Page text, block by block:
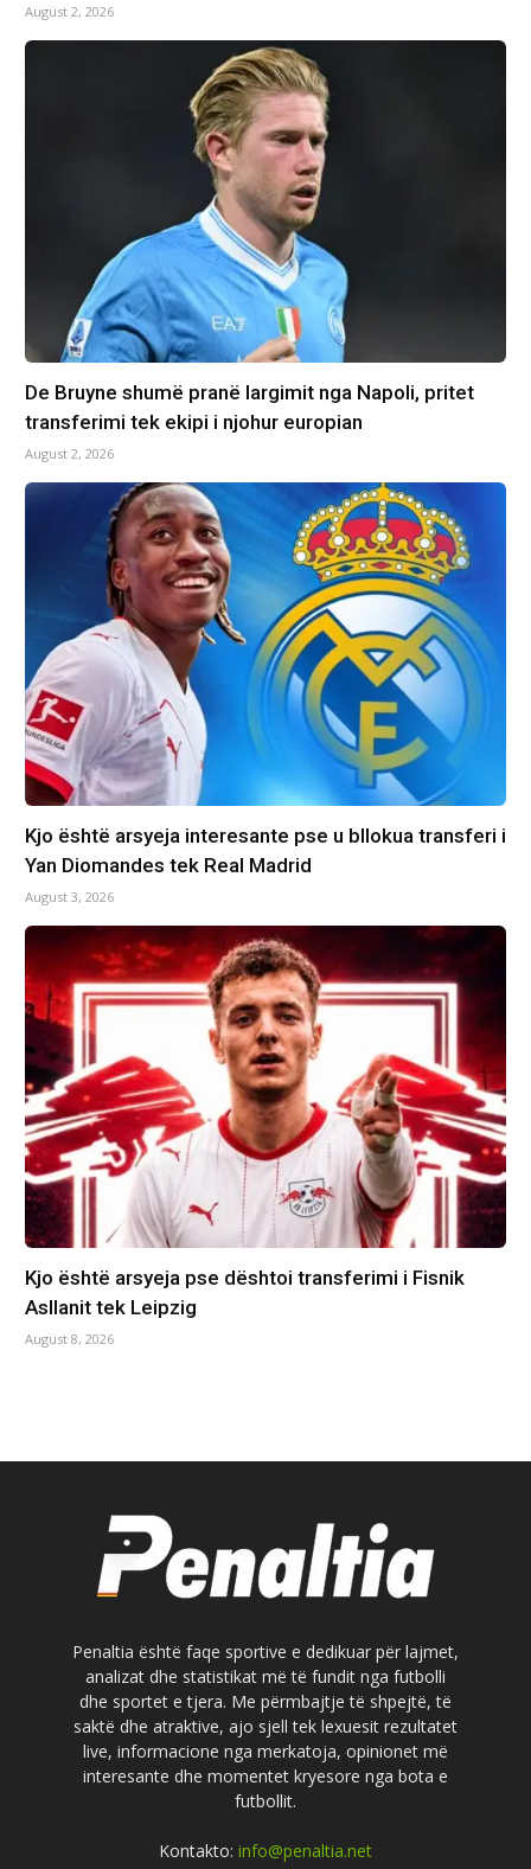
August 2, 2026
De Bruyne shumë pranë largimit nga Napoli, pritet
transferimi tek ekipi i njohur europian
August 2, 2026
Kjo është arsyeja interesante pse u bllokua transferi i
Yan Diomandes tek Real Madrid
August 3, 2026
Kjo është arsyeja pse dështoi transferimi i Fisnik
Asllanit tek Leipzig
August 8, 2026
Penaltia është faqe sportive e dedikuar për lajmet,
analizat dhe statistikat më të fundit nga futbolli
dhe sportet e tjera. Me përmbajtje të shpejtë, të
saktë dhe atraktive, ajo sjell tek lexuesit rezultatet
live, informacione nga merkatoja, opinionet më
interesante dhe momentet kryesore nga bota e
futbollit.
Kontakto: info@penaltia.net